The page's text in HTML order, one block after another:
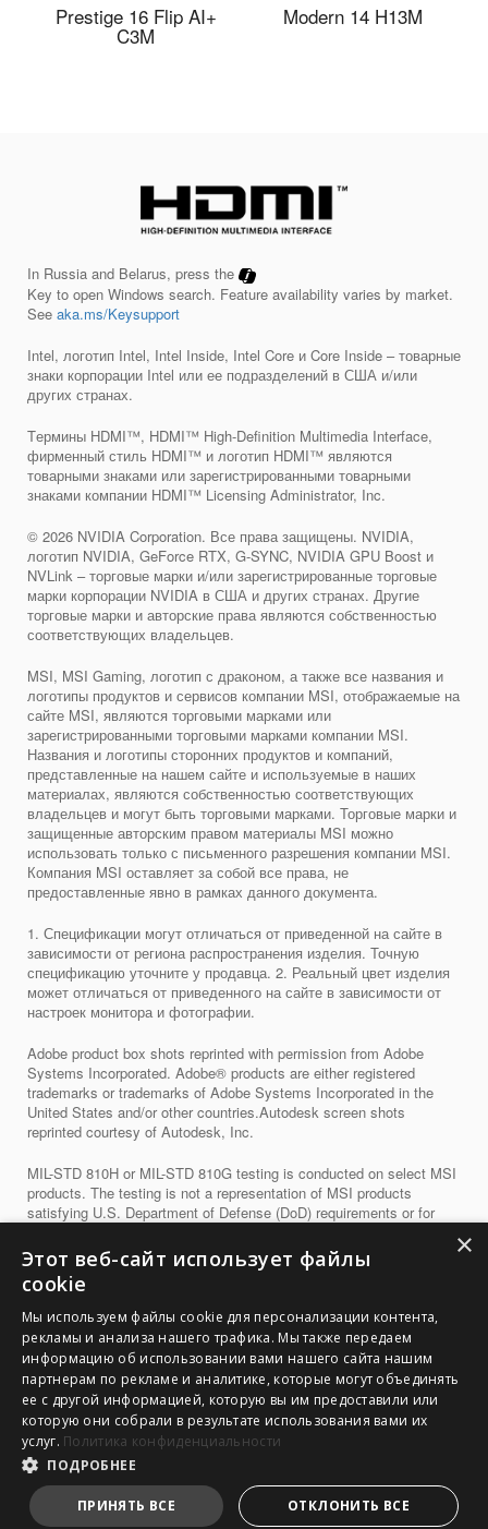
Prestige 16 Flip AI+
C3M
Modern 14 H13M
In Russia and Belarus, press the
Key to open Windows search. Feature availability varies by market.
See aka.ms/Keysupport
Intel, логотип Intel, Intel Inside, Intel Core и Core Inside – товарные
знаки корпорации Intel или ее подразделений в США и/или
других странах.
Tермины HDMI™, HDMI™ High-Definition Multimedia Interface,
фирменный стиль HDMI™ и логотип HDMI™ являются
товарными знаками или зарегистрированными товарными
знаками компании HDMI™ Licensing Administrator, Inc.
© 2026 NVIDIA Corporation. Все права защищены. NVIDIA,
логотип NVIDIA, GeForce RTX, G-SYNC, NVIDIA GPU Boost и
NVLink – торговые марки и/или зарегистрированные торговые
марки корпорации NVIDIA в США и других странах. Другие
торговые марки и авторские права являются собственностью
соответствующих владельцев.
MSI, MSI Gaming, логотип с драконом, а также все названия и
логотипы продуктов и сервисов компании MSI, отображаемые на
сайте MSI, являются торговыми марками или
зарегистрированными торговыми марками компании MSI.
Названия и логотипы сторонних продуктов и компаний,
представленные на нашем сайте и используемые в наших
материалах, являются собственностью соответствующих
владельцев и могут быть торговыми марками. Торговые марки и
защищенные авторским правом материалы MSI можно
использовать только с письменного разрешения компании MSI.
Компания MSI оставляет за собой все права, не
предоставленные явно в рамках данного документа.
1. Спецификации могут отличаться от приведенной на сайте в
зависимости от региона распространения изделия. Точную
спецификацию уточните у продавца. 2. Реальный цвет изделия
может отличаться от приведенного на сайте в зависимости от
настроек монитора и фотографии.
Adobe product box shots reprinted with permission from Adobe
Systems Incorporated. Adobe® products are either registered
trademarks or trademarks of Adobe Systems Incorporated in the
United States and/or other countries.Autodesk screen shots
reprinted courtesy of Autodesk, Inc.
MIL-STD 810H or MIL-STD 810G testing is conducted on select MSI
products. The testing is not a representation of MSI products
satisfying U.S. Department of Defense (DoD) requirements or for
results do not guarantee future performance under these test
conditions. Damage under such test conditions is not covered by
MSI’s standard warranty.
Third-Party Feature & Compatibility Notice: Certain product features
rely on third-party technologies and hardware-specific optimizations.
Feature compatibility and performance may be subject to change
due to third-party software requirements, updates, or deprecation.
Please refer to the respective third party technology providers for
more detailed information and technical specification.
For detailed legal information regarding Microsoft® products, please
visit this page:Microsoft Information.
×
Этот веб-сайт использует файлы
cookie
Мы используем файлы cookie для персонализации контента,
рекламы и анализа нашего трафика. Мы также передаем
информацию об использовании вами нашего сайта нашим
партнерам по рекламе и аналитике, которые могут объединять
ее с другой информацией, которую вы им предоставили или
которую они собрали в результате использования вами их
услуг. Политика конфиденциальности
ПОДРОБНЕЕ
ПРИНЯТЬ ВСЕ ОТКЛОНИТЬ ВСЕ